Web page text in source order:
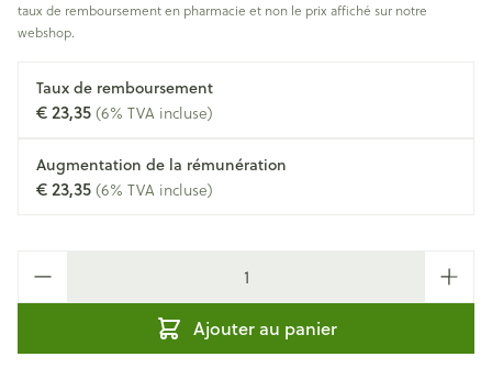
taux de remboursement en pharmacie et non le prix affiché sur notre
webshop.
Taux de remboursement
€ 23,35 (6% TVA incluse)
Augmentation de la rémunération
€ 23,35 (6% TVA incluse)
Ajouter au panier